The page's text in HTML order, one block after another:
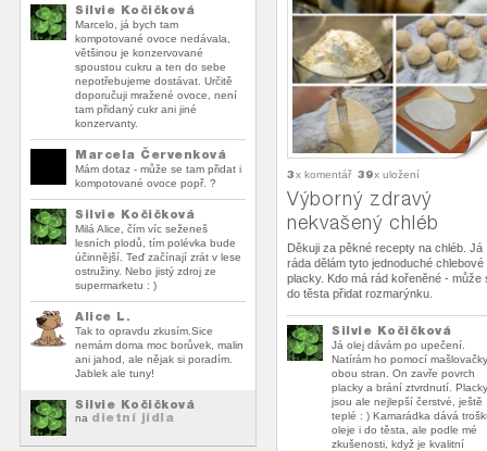
Silvie Kočičková
Marcelo, já bych tam
kompotované ovoce nedávala,
většinou je konzervované
spoustou cukru a ten do sebe
nepotřebujeme dostávat. Určitě
doporučuji mražené ovoce, není
tam přidaný cukr ani jiné
konzervanty.
Marcela Červenková
Mám dotaz - může se tam přidat i
kompotované ovoce popř. ?
Silvie Kočičková
Milá Alice, čím víc seženeš
lesních plodů, tím polévka bude
účinnější. Teď začínají zrát v lese
ostružiny. Nebo jistý zdroj ze
supermarketu : )
Alice L.
Tak to opravdu zkusím.Sice
nemám doma moc borůvek, malin
ani jahod, ale nějak si poradím.
Jablek ale tuny!
Silvie Kočičková
na dietní jídla
3x komentář 39x uložení
Výborný zdravý
nekvašený chléb
Děkuji za pěkné recepty na chléb. Já
ráda dělám tyto jednoduché chlebové
placky. Kdo má rád kořeněné - může
do těsta přidat rozmarýnku.
Silvie Kočičková
Já olej dávám po upečení.
Natírám ho pomocí
obou stran. On zavře povrch
placky a brání ztvrdnutí. Placky
jsou ale nejlepší čerstvé, ještě
teplé : ) Kamarádka dává
oleje i do těsta, ale podle mé
zkušenosti, když je kvalitní